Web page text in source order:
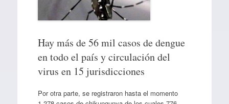
Hay más de 56 mil casos de dengue
en todo el país y circulación del
virus en 15 jurisdicciones
Por otra parte, se registraron hasta el momento